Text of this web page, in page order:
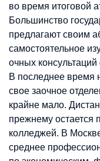
во время итоговой
Большинство
предлагают своим
самостоятельное
очных
В последнее время
свое заочное
крайне мало.
прежнему остается
колледжей. В
среднее